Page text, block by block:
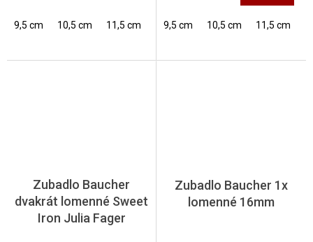
9,5 cm 10,5 cm 11,5 cm 12,5 cm 13,5 cm 14,5 cm
9,5 cm 10,5 cm 11,5 cm
Zubadlo Baucher
dvakrát lomenné Sweet
Iron Julia Fager
Zubadlo Baucher 1x
lomenné 16mm